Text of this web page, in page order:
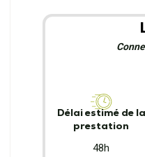
Délai estimé de la
prestation
48h